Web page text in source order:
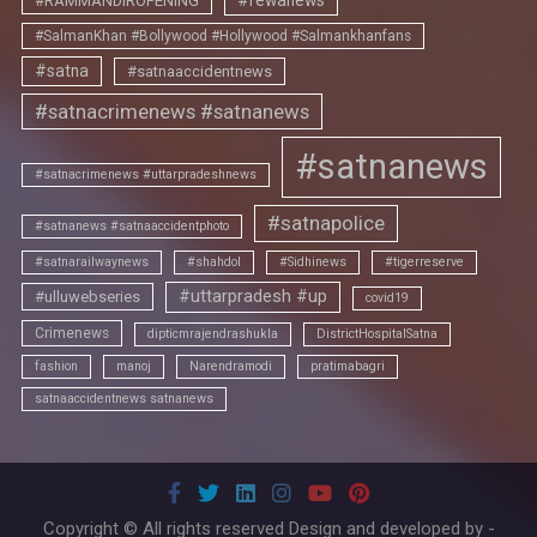
#SalmanKhan #Bollywood #Hollywood #Salmankhanfans
#satna #satnaaccidentnews
#satnacrimenews #satnanews
#satnacrimenews #uttarpradeshnews #satnanews
#satnanews #satnaaccidentphoto #satnapolice
#satnarailwaynews #shahdol #Sidhinews #tigerreserve
#ulluwebseries #uttarpradesh #up covid19
Crimenews dipticmrajendrashukla DistrictHospitalSatna
fashion manoj Narendramodi pratimabagri
satnaaccidentnews satnanews
Copyright © All rights reserved Design and developed by -